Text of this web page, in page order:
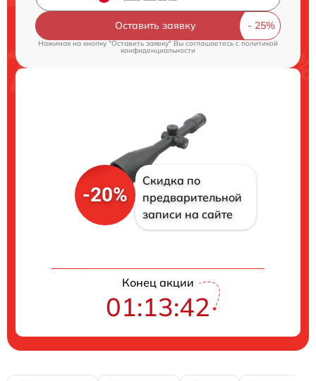
Оставить заявку
Нажимая на кнопку "Оставить заявку" Вы соглашаетесь c политикой
конфиденциальности
-20%
Скидка по
предварительной
записи на сайте
Конец акции
01:13:41